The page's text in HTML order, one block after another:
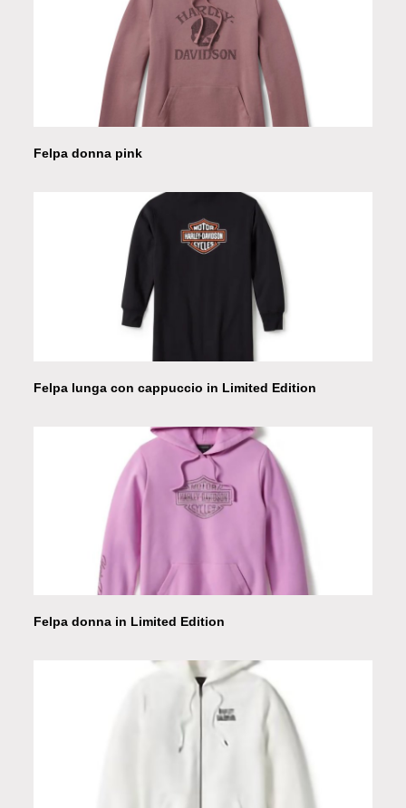
Felpa donna pink
Felpa lunga con cappuccio in Limited Edition
Felpa donna in Limited Edition